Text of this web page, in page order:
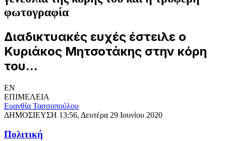
φωτογραφία
Διαδικτυακές ευχές έστειλε ο
Κυριάκος Μητσοτάκης στην κόρη
του...
EN
ΕΠΙΜΕΛΕΙΑ
Ευανθία Τασσοπούλου
ΔΗΜΟΣΙΕΥΣΗ 13:56, Δευτέρα 29 Ιουνίου 2020
Πολιτική